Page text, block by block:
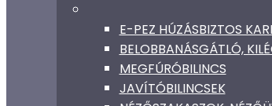
E-PEZ HÚZÁSBIZTOS
BELOBBANÁSGÁTLÓ,
MEGFÚRÓBILINCS
JAVÍTÓBILINCSEK